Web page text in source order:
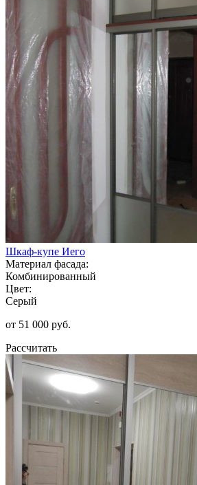
Шкаф-купе Иего
Материал фасада:
Комбинированный
Цвет:
Серый
от 51 000 руб.
Рассчитать